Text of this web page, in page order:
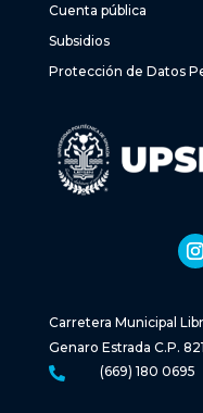
Cuenta pública
Subsidios
Protección de Datos
Carretera Municipal
Genaro Estrada C.P.

(669) 180 0695